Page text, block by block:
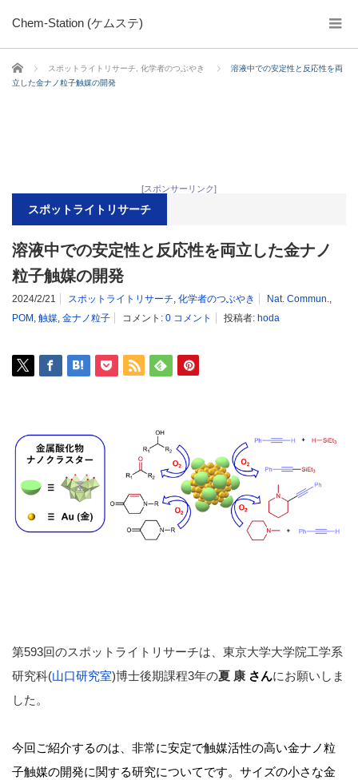
Chem-Station (ケムステ)
ホーム スポットライトリサーチ 化学者のつぶやき
溶液中での安定性と反応性を両
立した金ナノ粒子触媒の開発
[スポンサーリンク]
スポットライトリサーチ
溶液中での安定性と反応性を両立した金ナノ
粒子触媒の開発
2024/2/21 スポットライトリサーチ, 化学者のつぶやき Nat. Commun.,
POM , 触媒, 金ナノ粒子 コメント: 0 コメント 投稿者: hoda
第593回のスポットライトリサーチは、東京大学大学院工学系
研究科(山口研究室)博士後期課程3年の夏 康 さんにお願いしま
した。
今回ご紹介するのは、非常に安定で触媒活性の高い金ナノ粒
子触媒の開発に関する研究についてです。サイズの小さな金